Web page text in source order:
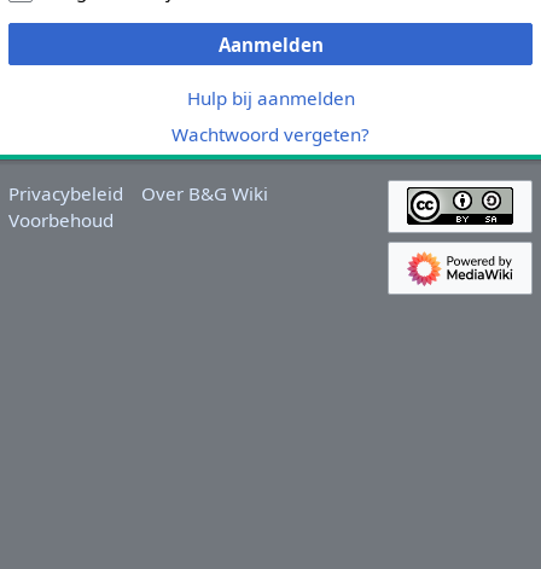
Aanmelden
Hulp bij aanmelden
Wachtwoord vergeten?
Privacybeleid
Over B&G Wiki
Voorbehoud